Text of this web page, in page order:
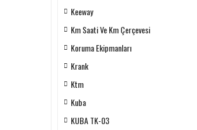
Keeway
Km Saati Ve Km Çerçevesi
Koruma Ekipmanları
Krank
Ktm
Kuba
KUBA TK-03